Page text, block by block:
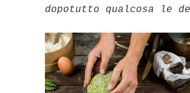
dopotutto qualcosa le